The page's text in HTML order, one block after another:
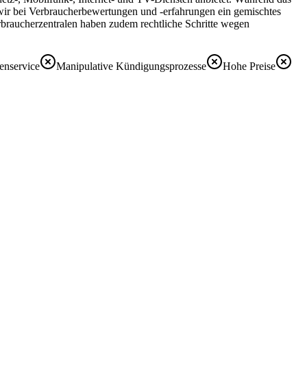
bei Verbraucherbewertungen und -erfahrungen ein gemischtes
haben zudem rechtliche Schritte wegen
Manipulative Kündigungsprozesse
Hohe Preise